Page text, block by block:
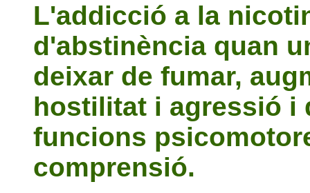
L'addicció a la
d'abstinència quan
deixar de fumar,
hostilitat i agressió i
funcions
comprensió.